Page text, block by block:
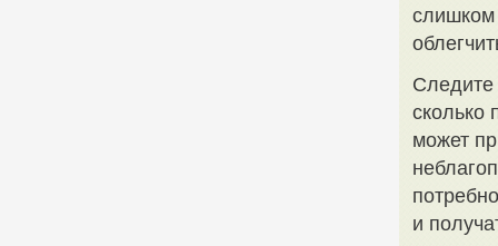
слишком
Следите
сколько
может
и